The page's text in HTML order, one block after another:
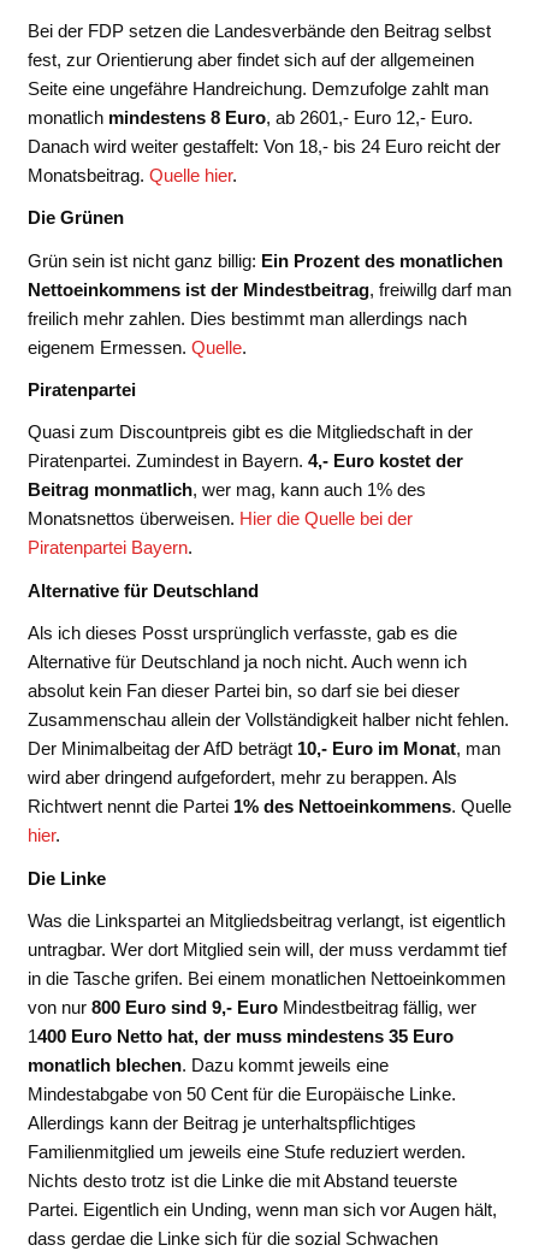
Bei der FDP setzen die Landesverbände den Beitrag selbst
fest, zur Orientierung aber findet sich auf der allgemeinen
Seite eine ungefähre Handreichung. Demzufolge zahlt man
monatlich mindestens 8 Euro, ab 2601,- Euro 12,- Euro.
Danach wird weiter gestaffelt: Von 18,- bis 24 Euro reicht der
Monatsbeitrag. Quelle hier.
Die Grünen
Grün sein ist nicht ganz billig: Ein Prozent des monatlichen
Nettoeinkommens ist der Mindestbeitrag, freiwillg darf man
freilich mehr zahlen. Dies bestimmt man allerdings nach
eigenem Ermessen. Quelle.
Piratenpartei
Quasi zum Discountpreis gibt es die Mitgliedschaft in der
Piratenpartei. Zumindest in Bayern. 4,- Euro kostet der
Beitrag monmatlich, wer mag, kann auch 1% des
Monatsnettos überweisen. Hier die Quelle bei der
Piratenpartei Bayern.
Alternative für Deutschland
Als ich dieses Posst ursprünglich verfasste, gab es die
Alternative für Deutschland ja noch nicht. Auch wenn ich
absolut kein Fan dieser Partei bin, so darf sie bei dieser
Zusammenschau allein der Vollständigkeit halber nicht fehlen.
Der Minimalbeitag der AfD beträgt 10,- Euro im Monat, man
wird aber dringend aufgefordert, mehr zu berappen. Als
Richtwert nennt die Partei 1% des Nettoeinkommens. Quelle
hier.
Die Linke
Was die Linkspartei an Mitgliedsbeitrag verlangt, ist eigentlich
untragbar. Wer dort Mitglied sein will, der muss verdammt tief
in die Tasche grifen. Bei einem monatlichen Nettoeinkommen
von nur 800 Euro sind 9,- EuroMindestbeitrag fällig, wer
1400 Euro Netto hat, der muss mindestens 35 Euro
monatlich blechen. Dazu kommt jeweils eine
Mindestabgabe von 50 Cent für die Europäische Linke.
Allerdings kann der Beitrag je unterhaltspflichtiges
Familienmitglied um jeweils eine Stufe reduziert werden.
Nichts desto trotz ist die Linke die mit Abstand teuerste
Partei. Eigentlich ein Unding, wenn man sich vor Augen hält,
dass gerdae die Linke sich für die sozial Schwachen